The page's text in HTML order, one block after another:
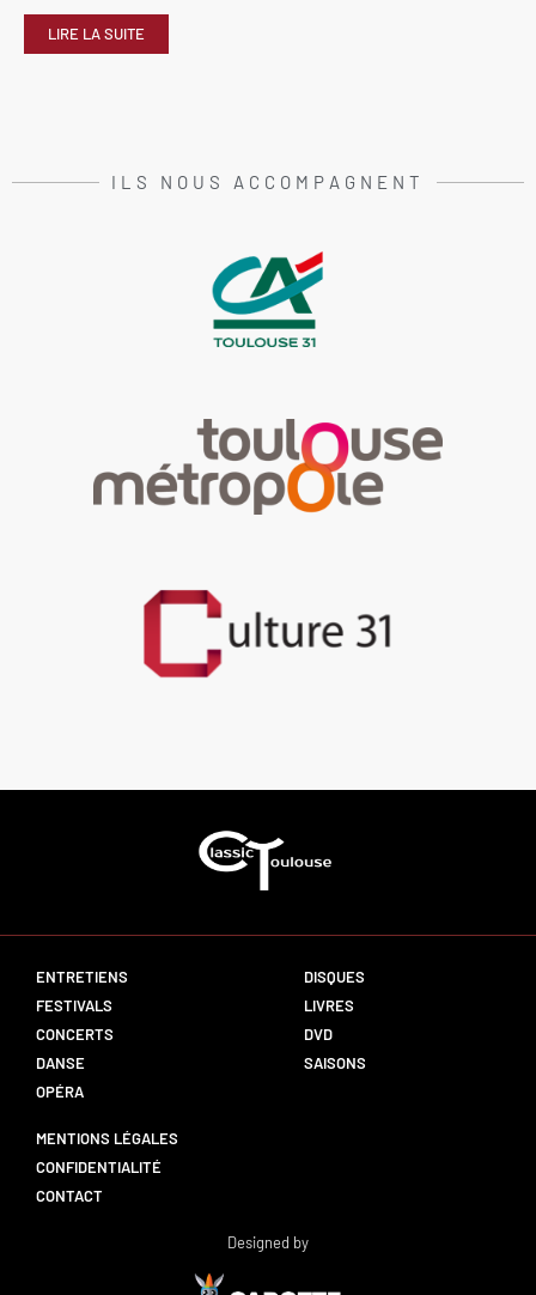
LIRE LA SUITE
ILS NOUS ACCOMPAGNENT
ENTRETIENS
FESTIVALS
CONCERTS
DANSE
OPÉRA
DISQUES
LIVRES
DVD
SAISONS
MENTIONS LÉGALES
CONFIDENTIALITÉ
CONTACT
Designed by